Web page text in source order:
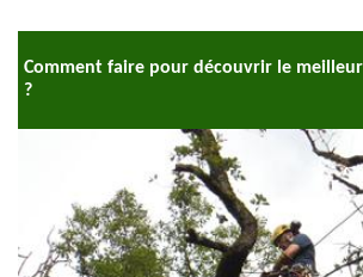
Comment faire pour découvrir le
?